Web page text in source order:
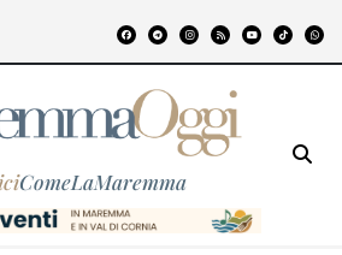
ComeLaMaremma